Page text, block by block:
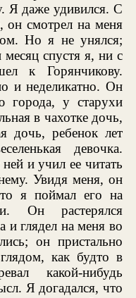
Я даже удивился. С
он смотрел на меня
Но я не унялся;
спустя я, ни с
к Горянчикову.
и неделикатно. Он
города, у старухи
в чахотке дочь,
дочь, ребенок лет
девочка.
и учил ее читать
Увидя меня, он
я поймал его на
Он растерялся
и глядел на меня во
он пристально
как будто в
какой-нибудь
Я догадался, что